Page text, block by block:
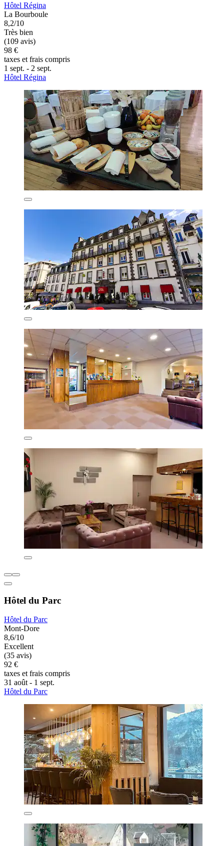
Hôtel Régina
La Bourboule
8,2/10
Très bien
(109 avis)
98 €
taxes et frais compris
1 sept. - 2 sept.
Hôtel Régina
Hôtel du Parc
Hôtel du Parc
Mont-Dore
8,6/10
Excellent
(35 avis)
92 €
taxes et frais compris
31 août - 1 sept.
Hôtel du Parc